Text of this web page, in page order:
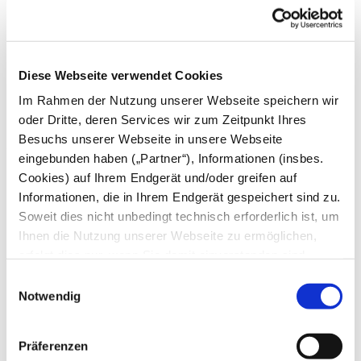
Diese Webseite verwendet Cookies
Im Rahmen der Nutzung unserer Webseite speichern wir
oder Dritte, deren Services wir zum Zeitpunkt Ihres
Besuchs unserer Webseite in unsere Webseite
eingebunden haben („Partner“), Informationen (insbes.
Cookies) auf Ihrem Endgerät und/oder greifen auf
Informationen, die in Ihrem Endgerät gespeichert sind zu.
Soweit dies nicht unbedingt technisch erforderlich ist, um
Ihnen die Nutzung unserer Webseite zu ermöglichen,
Erstellung von Statistiken über die Nutzung unserer
Webseite für uns, aber auch für die Partner zur eigenen
Nutzung. Details hierzu, insbesondere auch zu den
verarbeiteten Kategorien personenbezogener Daten und
Notwendig
Präferenzen
Juni
April
März
Februar
Januar
2024
Dezember
November
Oktober
September
August
Juni
April